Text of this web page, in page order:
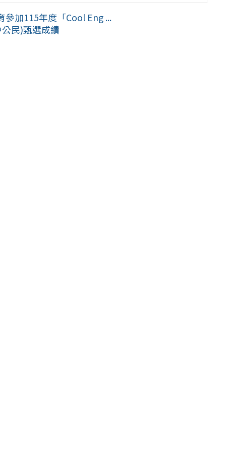
加115年度「Cool Eng ...
民)甄選成績